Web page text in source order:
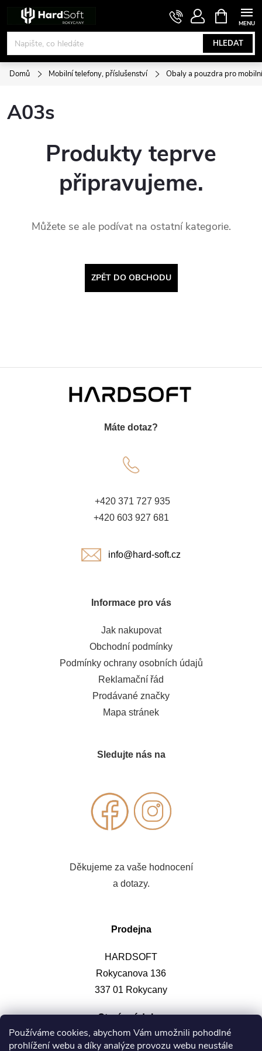
Používáme cookies, abychom Vám umožnili pohodlné
prohlížení webu a díky analýze provozu webu neustále
obsah
HLEDAT
NÁKUPNÍ
KOŠÍK
Domů Mobilní telefony, příslušenství Obaly a pouzdra pro
A03s
Produkty teprve
připravujeme.
Můžete se ale podívat na ostatní kategorie.
ZPĚT DO OBCHODU
Máte dotaz?
+420 371 727 935
+420 603 927 681
info@hard-soft.cz
Informace pro vás
Jak nakupovat
Obchodní podmínky
Podmínky ochrany osobních údajů
Reklamační řád
Prodávané značky
Mapa stránek
Sledujte nás na
Děkujeme za vaše hodnocení
a dotazy.
Prodejna
HARDSOFT
Rokycanova 136
337 01 Rokycany
Otevírací doba: